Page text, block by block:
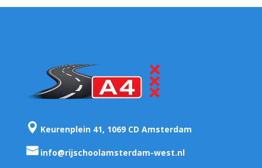
 Keurenplein 41, 1069 CD Amsterdam
info@rijschoolamsterdam-west.nl